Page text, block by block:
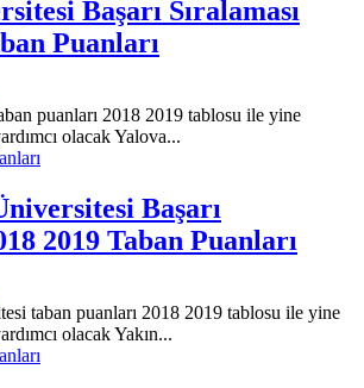
Başarı Sıralaması
Puanları
puanları 2018 2019 tablosu ile yine
olacak Yalova...
Başarı
2019 Taban Puanları
taban puanları 2018 2019 tablosu ile yine
olacak Yakın...